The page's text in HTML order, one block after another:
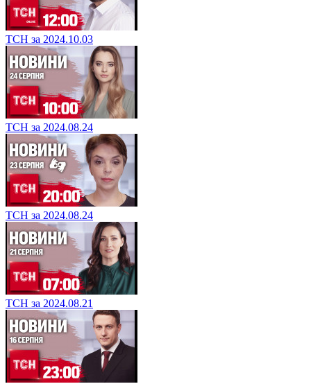
ТСН за 2024.10.03
ТСН за 2024.08.24
ТСН за 2024.08.24
ТСН за 2024.08.21